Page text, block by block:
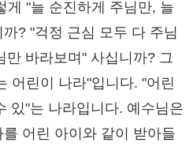
게 "늘 순진하게 주님만, 늘
? "걱정 근심 모두 다 주님
만 바라보며" 사십니까? 그
어린이 나라"입니다. "어린
있"는 나라입니다. 예수님은
어린 아이와 같이 받아들